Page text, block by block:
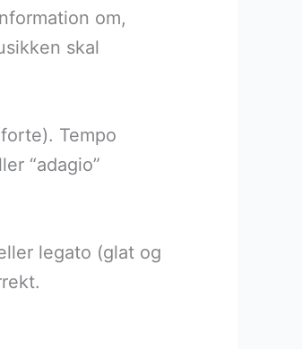
om,
skal
Tempo
“adagio”
legato (glat og